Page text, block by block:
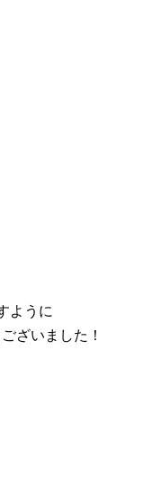
ように
ざいました！